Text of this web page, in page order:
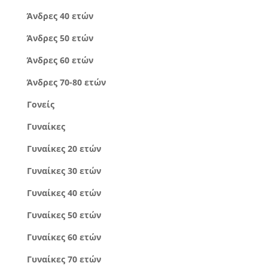
Άνδρες 40 ετών
Άνδρες 50 ετών
Άνδρες 60 ετών
Άνδρες 70-80 ετών
Γονείς
Γυναίκες
Γυναίκες 20 ετών
Γυναίκες 30 ετών
Γυναίκες 40 ετών
Γυναίκες 50 ετών
Γυναίκες 60 ετών
Γυναίκες 70 ετών